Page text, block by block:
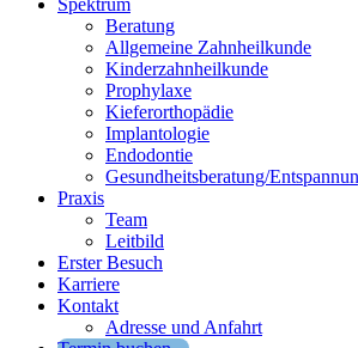
Spektrum
Beratung
Allgemeine Zahnheilkunde
Kinderzahnheilkunde
Prophylaxe
Kieferorthopädie
Implantologie
Endodontie
Gesundheitsberatung/
Praxis
Team
Leitbild
Erster Besuch
Karriere
Kontakt
Adresse und Anfahrt